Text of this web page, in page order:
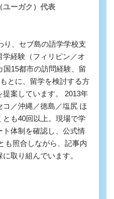
ユーガク）代表
り、セブ島の語学学校支
経験（フィリピン／オ
15都市の訪問経験、留
とに、留学を検討する方
案しています。 2013年
／沖縄／徳島／塩尻 ほ
も40回以上。現場で学
体制を確認し、公式情
も照合しながら、記事内
取り組んでいます。